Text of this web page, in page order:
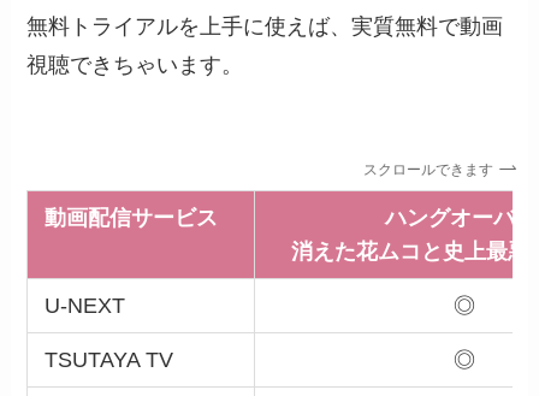
無料トライアルを上手に使えば、実質無料で動画
視聴できちゃいます。
スクロールできます
動画配信サービス
ハングオーバ
消えた花ムコと史上最悪
U-NEXT ◎
TSUTAYA TV ◎